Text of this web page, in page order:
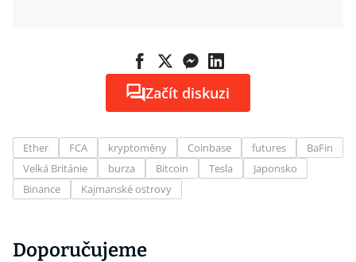
Začít diskuzi
Ether FCA kryptoměny Coinbase futures
BaFin
Velká Británie
burza Bitcoin Tesla
Japonsko
Binance
Kajmanské ostrovy
Doporučujeme